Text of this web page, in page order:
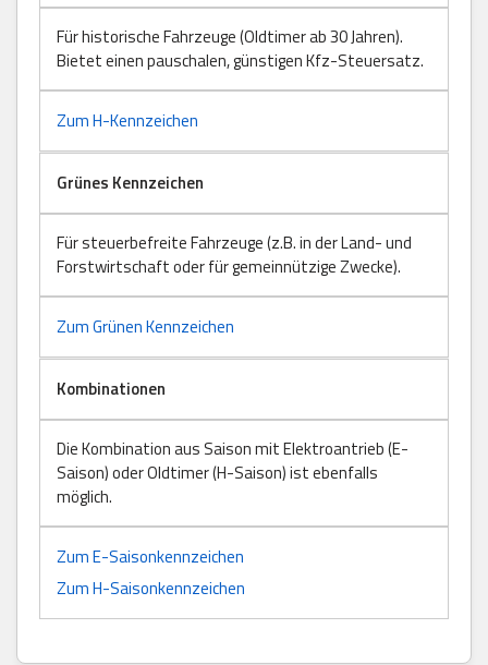
Für historische Fahrzeuge (Oldtimer ab 30 Jahren).
Bietet einen pauschalen, günstigen Kfz-Steuersatz.
Zum H-Kennzeichen
Grünes Kennzeichen
Für steuerbefreite Fahrzeuge (z.B. in der Land- und
Forstwirtschaft oder für gemeinnützige Zwecke).
Zum Grünen Kennzeichen
Kombinationen
Die Kombination aus Saison mit Elektroantrieb (E-
Saison) oder Oldtimer (H-Saison) ist ebenfalls
möglich.
Zum E-Saisonkennzeichen
Zum H-Saisonkennzeichen